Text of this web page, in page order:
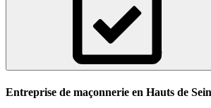
Entreprise de maçonnerie en Hauts de